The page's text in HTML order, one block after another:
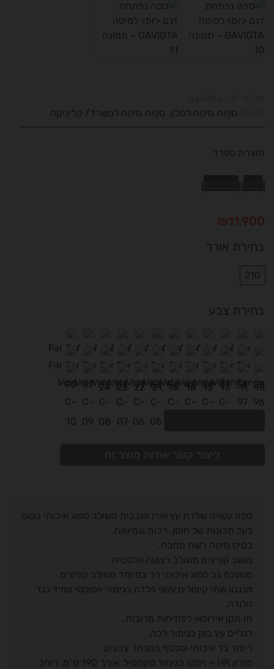
ספות מיטה לסלון ספות מיטה למשרד/ קליניקה
תוצרת ספרד
בחירת אורך
210
בחירת צבע
ספה עשויה שלדת עץ אורן ושבבית משולב ספוג איכותי נושם
בעל תכונות של חוסן, רכות וגמישות.
בסיס מיטה רשת מתכת.
מושב קפיצים משולב רצועה אלסטית.
משענת גב ספוג איכותי רך במיוחד משולב קפיצים.
מנגנון שתי קיפולים עשוי פלדה בגימור אפוקסי עמיד נגד
חלודה.
תו תקן אירופאי לפתיחות מרובות.
רגליים עץ בוק בגימור לכה.
ריפוד בד איכותי ומלטף במבחר צבעים.
מזרון HR + ויסקו בגימור טקסטיל. אורך 190 ס”מ, רוחב